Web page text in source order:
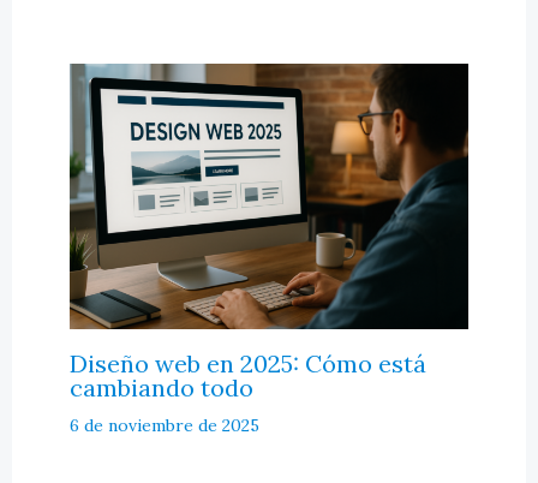
Diseño web en 2025: Cómo está
cambiando todo
6 de noviembre de 2025